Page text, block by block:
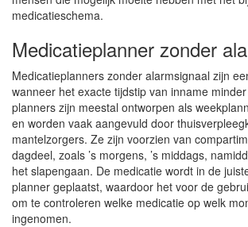
medicatieschema.
Medicatieplanner zonder
Medicatieplanners zonder alarmsignaal zijn
wanneer het exacte tijdstip van inname
planners zijn meestal ontworpen als
en worden vaak aangevuld door
mantelzorgers. Ze zijn voorzien van
dagdeel, zoals ’s morgens, ’s middags,
het slapengaan. De medicatie wordt in de
planner geplaatst, waardoor het voor de
om te controleren welke medicatie op welk
ingenomen.